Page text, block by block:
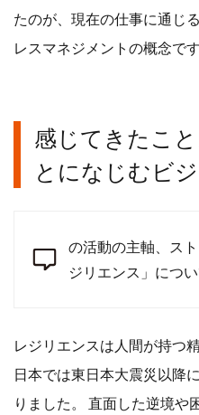
たのが、現在の仕事に通じ
レスマネジメントの概念です
感じてきたこ
とになじむビ
の活動の主軸、ス
ジリエンス」につ
レジリエンスは人間が持つ
日本では東日本大震災以降
りました。 直面した逆境や